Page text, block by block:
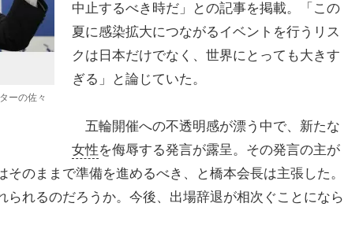
ーの佐々
中止するべき時だ」との記事を掲載。「この
夏に感染拡大につながるイベントを行うリス
クは日本だけでなく、世界にとっても大きす
ぎる」と論じていた。
五輪開催への不透明感が漂う中で、新たな
女性を侮辱する発言が露呈。その発言の主が
そのままで準備を進めるべき、と橋本会長は主張した。
られるのだろうか。今後、出場辞退が相次ぐことになら